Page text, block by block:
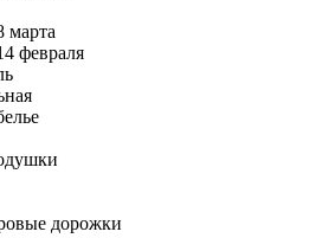
марта
февраля
дорожки